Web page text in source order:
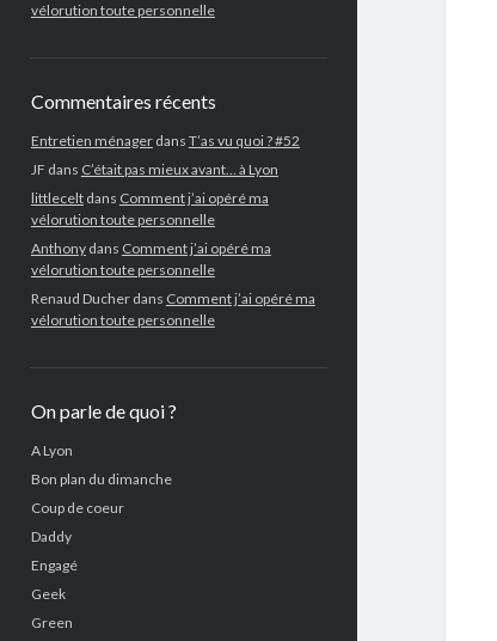
vélorution toute personnelle
Commentaires récents
Entretien ménagerdans T’as vu quoi ? #52
JF dans C’était pas mieux avant… à Lyon
littleceltdans Comment j’ai opéré ma
vélorution toute personnelle
Anthonydans Comment j’ai opéré ma
vélorution toute personnelle
Renaud Ducherdans Comment j’ai opéré ma
vélorution toute personnelle
On parle de quoi ?
A Lyon
Bon plan du dimanche
Coup de coeur
Daddy
Engagé
Geek
Green